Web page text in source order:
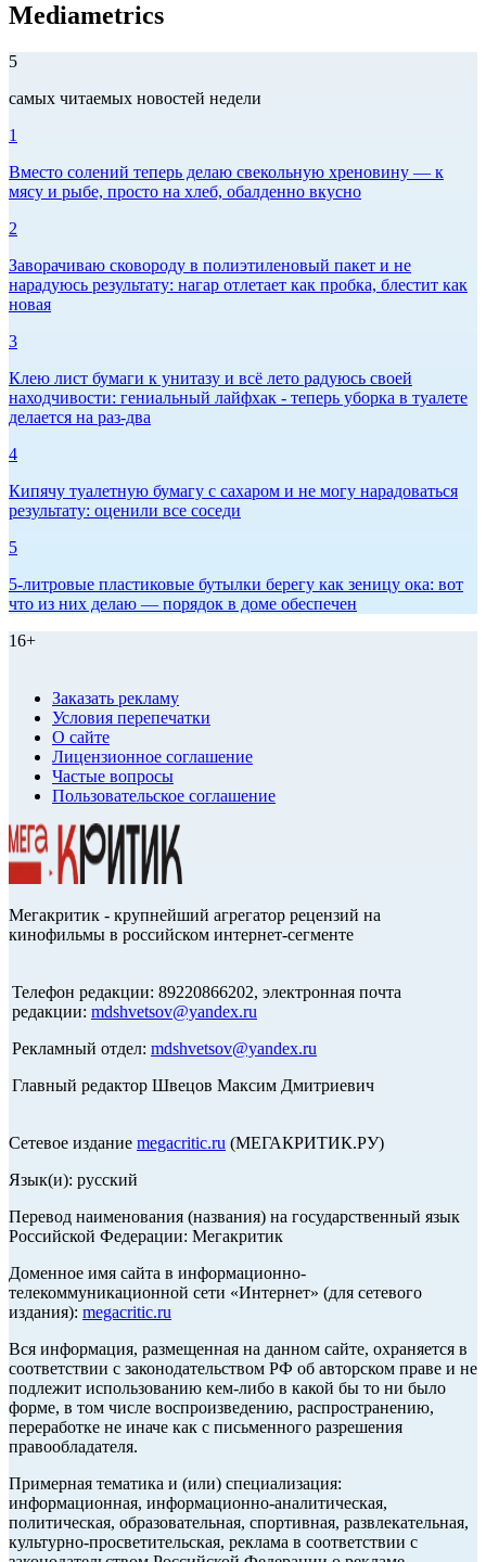
Mediametrics
5
самых читаемых новостей недели
1
Вместо солений теперь делаю свекольную хреновину — к
мясу и рыбе, просто на хлеб, обалденно вкусно
2
Заворачиваю сковороду в полиэтиленовый пакет и не
нарадуюсь результату: нагар отлетает как пробка, блестит как
новая
3
Клею лист бумаги к унитазу и всё лето радуюсь своей
находчивости: гениальный лайфхак - теперь уборка в туалете
делается на раз-два
4
Кипячу туалетную бумагу с сахаром и не могу нарадоваться
результату: оценили все соседи
5
5-литровые пластиковые бутылки берегу как зеницу ока: вот
что из них делаю — порядок в доме обеспечен
16+
Заказать рекламу
Условия перепечатки
О сайте
Лицензионное соглашение
Частые вопросы
Пользовательское соглашение
Мегакритик - крупнейший агрегатор рецензий на
кинофильмы в российском интернет-сегменте
Телефон редакции: 89220866202, электронная почта
редакции: mdshvetsov@yandex.ru
Рекламный отдел: mdshvetsov@yandex.ru
Главный редактор Швецов Максим Дмитриевич
Сетевое издание megacritic.ru (МЕГАКРИТИК.РУ)
Язык(и): русский
Перевод наименования (названия) на государственный язык
Российской Федерации: Мегакритик
Доменное имя сайта в информационно-
телекоммуникационной сети «Интернет» (для сетевого
издания): megacritic.ru
Вся информация, размещенная на данном сайте, охраняется в
соответствии с законодательством РФ об авторском праве и не
подлежит использованию кем-либо в какой бы то ни было
форме, в том числе воспроизведению, распространению,
переработке не иначе как с письменного разрешения
правообладателя.
Примерная тематика и (или) специализация:
информационная, информационно-аналитическая,
политическая, образовательная, спортивная, развлекательная,
культурно-просветительская, реклама в соответствии с